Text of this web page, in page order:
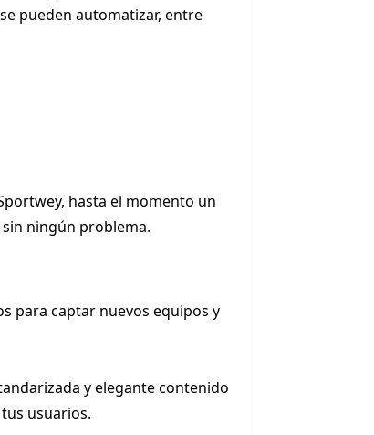
pueden automatizar, entre
hasta el momento un
ningún problema.
para captar nuevos equipos y
y elegante contenido
usuarios.